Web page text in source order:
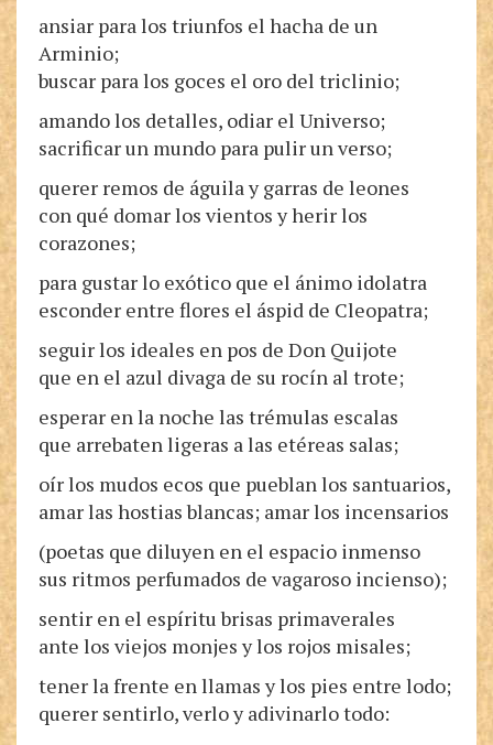
ansiar para los triunfos el hacha de un
Arminio;
buscar para los goces el oro del triclinio;
amando los detalles, odiar el Universo;
sacrificar un mundo para pulir un verso;
querer remos de águila y garras de leones
con qué domar los vientos y herir los
corazones;
para gustar lo exótico que el ánimo idolatra
esconder entre flores el áspid de Cleopatra;
seguir los ideales en pos de Don Quijote
que en el azul divaga de su rocín al trote;
esperar en la noche las trémulas escalas
que arrebaten ligeras a las etéreas salas;
oír los mudos ecos que pueblan los santuarios,
amar las hostias blancas; amar los incensarios
(poetas que diluyen en el espacio inmenso
sus ritmos perfumados de vagaroso incienso);
sentir en el espíritu brisas primaverales
ante los viejos monjes y los rojos misales;
tener la frente en llamas y los pies entre lodo;
querer sentirlo, verlo y adivinarlo todo: